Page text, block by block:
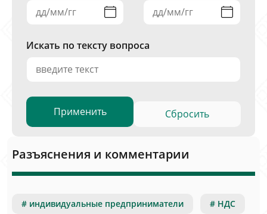
Искать по тексту вопроса
Сбросить
Разъяснения и комментарии
# индивидуальные предприниматели # НДС